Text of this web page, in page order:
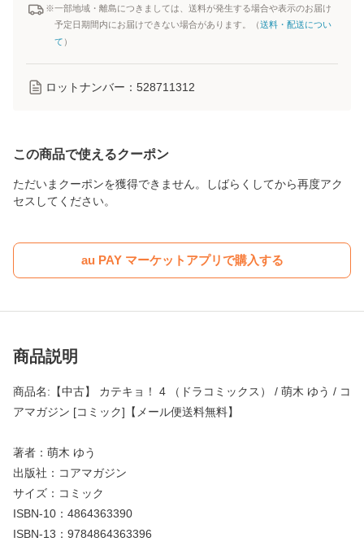
※一部地域・離島につきましては、送料が発生する場合や表示のお届け
予定日期間内にお届けできない場合があります。（送料・配送につい
て ）
ロットナンバー： 528711312
この商品で使えるクーポン
ただいまクーポンを獲得できません。しばらくしてから再度アク
セスしてください。
au PAY マーケットアプリで購入する
商品説明
商品名:【中古】 カテキョ！ 4 （ドラコミックス） / 萌木 ゆう / コ
アマガジン [コミック]【メール便送料無料】
著者：萌木 ゆう
出版社：コアマガジン
サイズ：コミック
ISBN-10：4864363390
ISBN-13：9784864363396